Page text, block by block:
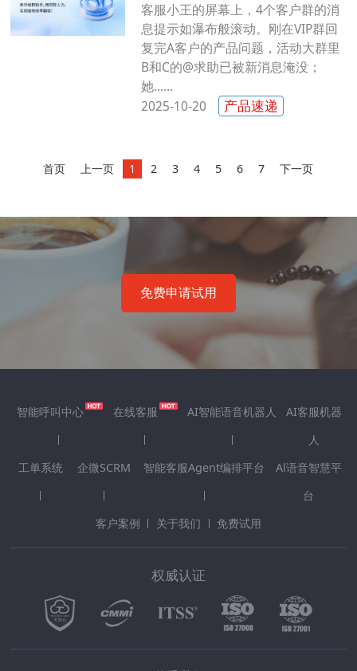
客服小王的屏幕上，4个客户群的消
息提示如瀑布般滚动。刚在VIP群回
复完A客户的产品问题，活动大群里
B和C的@求助已被新消息淹没；
她......
2025-10-20
产品速递
首页 上一页 1 2 3 4 5 6 7 下一页
免费申请试用
智能呼叫中心 在线客服 AI智能语音机器人
AI客服机器
人
工单系统
企微SCRM 智能客服Agent编排平台
Al语音智慧平
台
客户案例
关于我们 免费试用
权威认证